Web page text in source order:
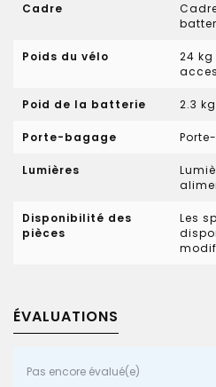
Cadre
Poids du vélo
24
Poid de la batterie 2.3
Porte-bagage
Lumières
Disponibilité des
pièces
Les
ÉVALUATIONS
Pas encore évalué(e)